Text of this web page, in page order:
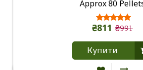
Approx 80
₴811 ₴991
Купити